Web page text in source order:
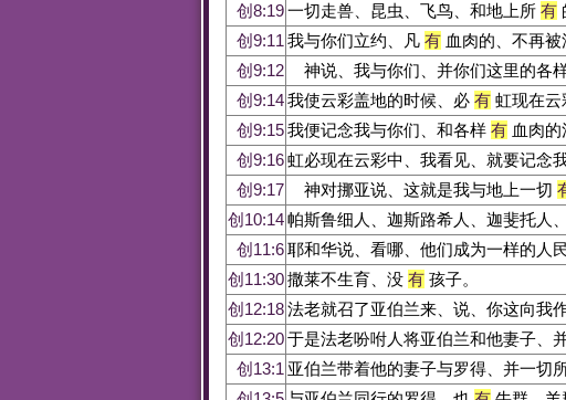
创8:19一切走兽、昆虫、飞鸟、和地上所 有
创9:11 我与你们立约、凡 有 血肉的、不再
创9:12
神说、我与你们、并你们这里的各
创9:14我使云彩盖地的时候、必 有 虹现在云
创9:15我便记念我与你们、和各样 有 血肉
创9:16虹必现在云彩中、我看见、就要记念
创9:17
神对挪亚说、这就是我与地上一切
创10:14帕斯鲁细人、迦斯路希人、迦斐托人
创11:6耶和华说、看哪、他们成为一样的人
创11:30撒莱不生育、没 有 孩子。
创12:18法老就召了亚伯兰来、说、你这向我
创12:20于是法老吩咐人将亚伯兰和他妻子、
创13:1 亚伯兰带着他的妻子与罗得、并一切